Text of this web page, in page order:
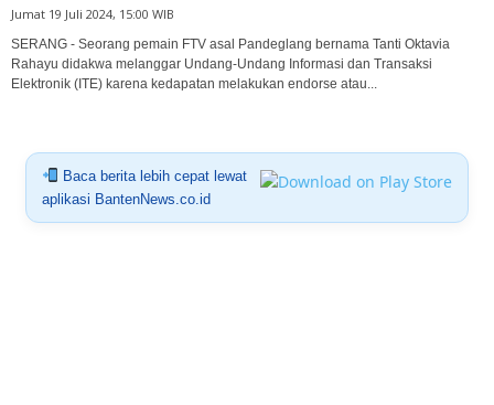
Jumat 19 Juli 2024, 15:00 WIB
SERANG - Seorang pemain FTV asal Pandeglang bernama Tanti Oktavia
Rahayu didakwa melanggar Undang-Undang Informasi dan Transaksi
Elektronik (ITE) karena kedapatan melakukan endorse atau...
Baca berita lebih cepat lewat
aplikasi BantenNews.co.id